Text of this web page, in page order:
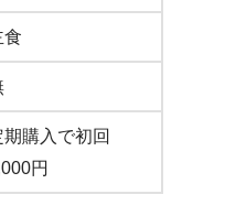
食
期購入で初回
円